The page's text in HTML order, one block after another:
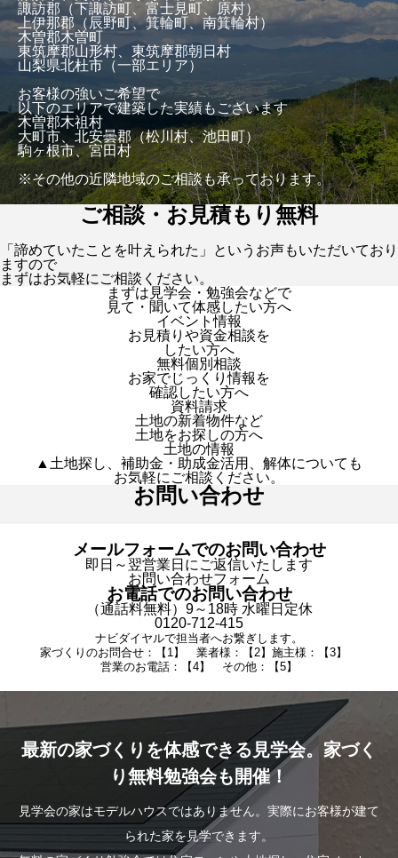
諏訪郡（下諏訪町、富士見町、原村）
上伊那郡（辰野町、箕輪町、南箕輪村）
木曽郡木曽町
東筑摩郡山形村、東筑摩郡朝日村
山梨県北杜市（一部エリア）
お客様の強いご希望で
以下のエリアで建築した実績もございます
木曽郡木祖村
大町市、北安曇郡（松川村、池田町）
駒ヶ根市、宮田村
※その他の近隣地域のご相談も承っております。
ご相談・お見積もり無料
「諦めていたことを叶えられた」というお声もいただいており
ますので
まずはお気軽にご相談ください。
まずは見学会・勉強会などで
見て・聞いて体感したい方へ
イベント情報
お見積りや資金相談を
したい方へ
無料個別相談
お家でじっくり情報を
確認したい方へ
資料請求
土地の新着物件など
土地をお探しの方へ
土地の情報
▲土地探し、補助金・助成金活用、解体についても
お気軽にご相談ください。
お問い合わせ
メールフォームでのお問い合わせ
即日～翌営業日にご返信いたします
お問い合わせフォーム
お電話でのお問い合わせ
（通話料無料）9～18時 水曜日定休
0120-712-415
ナビダイヤルで担当者へお繋ぎします。
家づくりのお問合せ：【1】 業者様：【2】施主様：【3】
営業のお電話：【4】 その他：【5】
最新の家づくりを体感できる見学会。家づく
り無料勉強会も開催！
見学会の家はモデルハウスではありません。実際にお客様が建て
られた家を見学できます。